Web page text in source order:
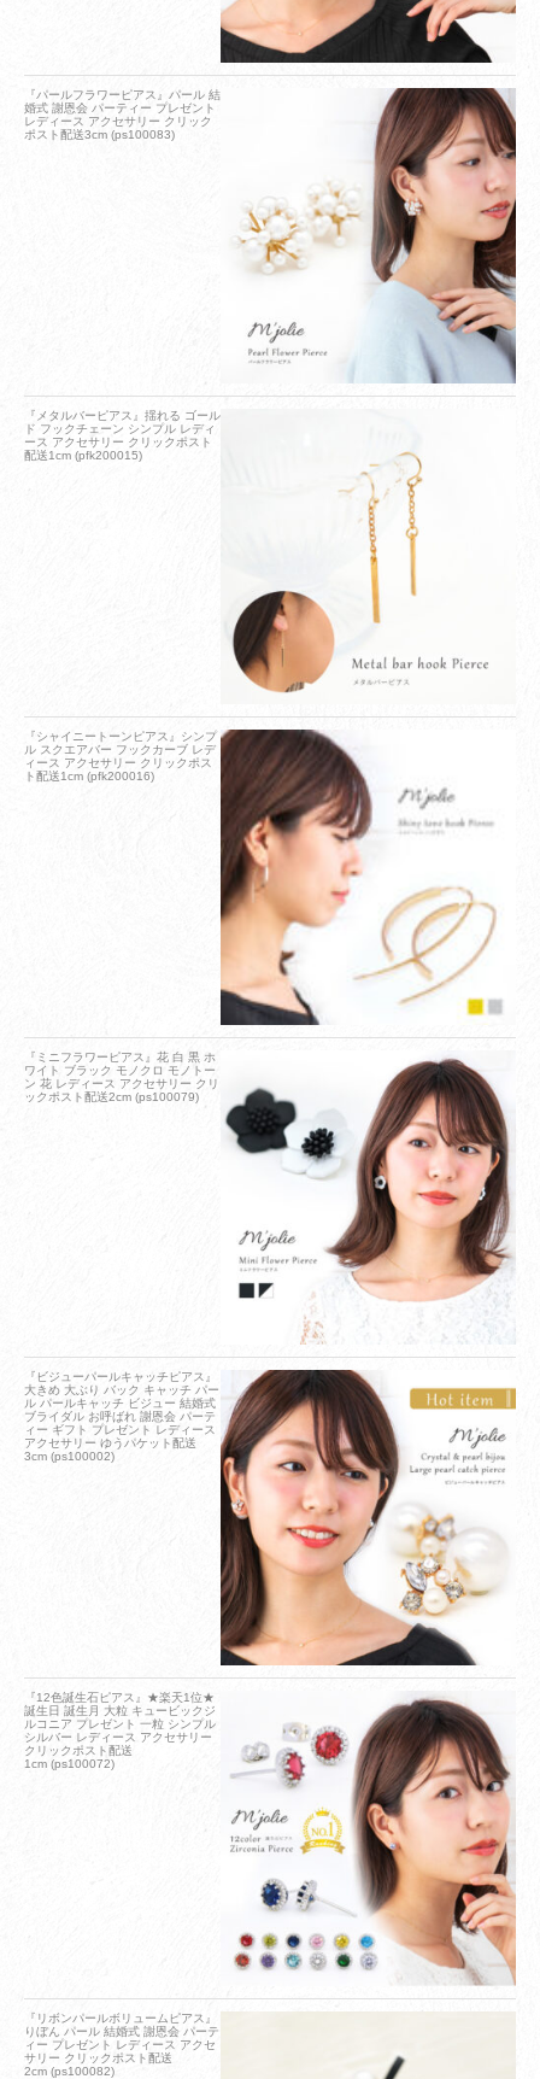
『パールフラワーピアス』パール 結
婚式 謝恩会 パーティー プレゼント
レディース アクセサリー クリック
ポスト配送3cm (ps100083)
『メタルバーピアス』揺れる ゴール
ド フックチェーン シンプル レディ
ース アクセサリー クリックポスト
配送1cm (pfk200015)
『シャイニートーンピアス』シンプ
ル スクエアバー フックカーブ レデ
ィース アクセサリー クリックポス
ト配送1cm (pfk200016)
『ミニフラワーピアス』花 白 黒 ホ
ワイト ブラック モノクロ モノトー
ン 花 レディース アクセサリー クリ
ックポスト配送2cm (ps100079)
『ビジューパールキャッチピアス』
大きめ 大ぶり バック キャッチ パー
ル パールキャッチ ビジュー 結婚式
ブライダル お呼ばれ 謝恩会 パーテ
ィー ギフト プレゼント レディース
アクセサリー ゆうパケット配送
3cm (ps100002)
『12色誕生石ピアス』★楽天1位★
誕生日 誕生月 大粒 キュービックジ
ルコニア プレゼント 一粒 シンプル
シルバー レディース アクセサリー
クリックポスト配送
1cm (ps100072)
『リボンパールボリュームピアス』
りぼん パール 結婚式 謝恩会 パーテ
ィー プレゼント レディース アクセ
サリー クリックポスト配送
2cm (ps100082)